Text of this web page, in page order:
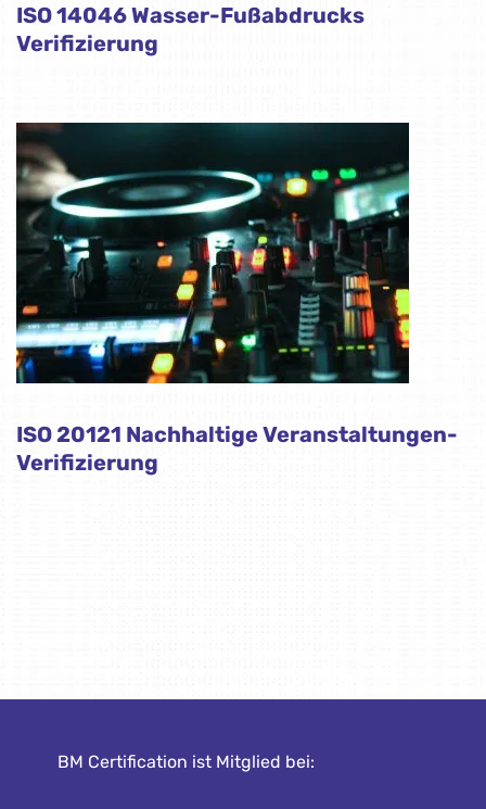
ISO 14046 Wasser-Fußabdrucks
Verifizierung
ISO 20121 Nachhaltige Veranstaltungen-
Verifizierung
BM Certification ist Mitglied bei: